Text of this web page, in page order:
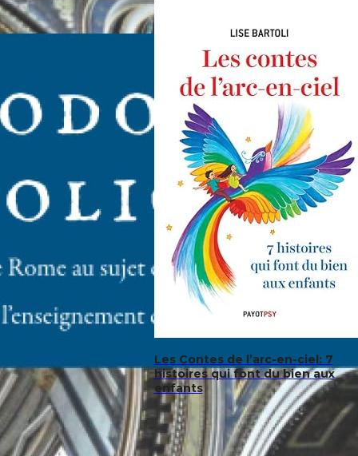
Les Contes de l’arc-en-ciel: 7
histoires qui font du bien aux
enfants